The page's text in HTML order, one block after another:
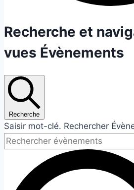
Évènements
Recherche et
vues Évènements
Recherche
Saisir mot-clé. Rechercher